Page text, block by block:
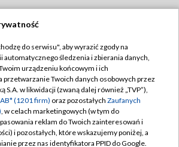
TVP
TVP
Cyfrowa
Regulamin TVP
Polityka prywatności
Moje zgody
Pomoc
do serwisu", aby wyrazić zgody na
śledzenia i zbierania danych,
urządzeniu końcowym i ich
przetwarzanie Twoich danych osobowych przez
S.A. w likwidacji (zwaną dalej również „TVP”),
(1201 firm) oraz pozostałych Zaufanych
, w celach marketingowych (w tym do
reklam do Twoich zainteresowań i
i pozostałych, które wskazujemy poniżej, a
przez nas identyfikatora PPID do Google.